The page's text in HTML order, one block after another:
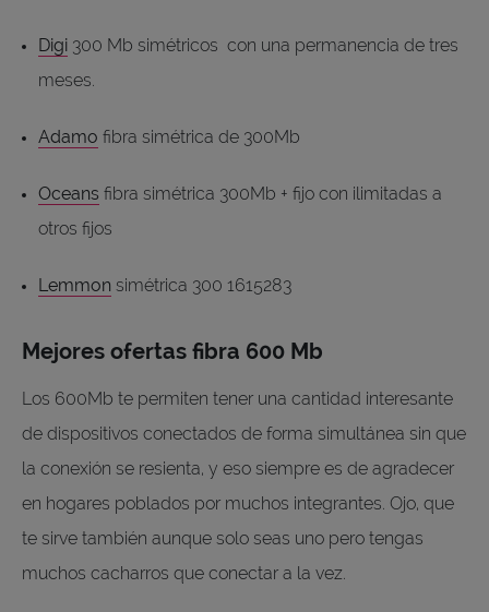
Digi 300 Mb simétricos con una permanencia de tres
meses.
Adamo fibra simétrica de 300Mb
Oceans fibra simétrica 300Mb + fijo con ilimitadas a
otros fijos
Lemmon simétrica 300 1615283
Mejores ofertas fibra 600 Mb
Los 600Mb te permiten tener una cantidad interesante
de dispositivos conectados de forma simultánea sin que
la conexión se resienta, y eso siempre es de agradecer
en hogares poblados por muchos integrantes. Ojo, que
te sirve también aunque solo seas uno pero tengas
muchos cacharros que conectar a la vez.